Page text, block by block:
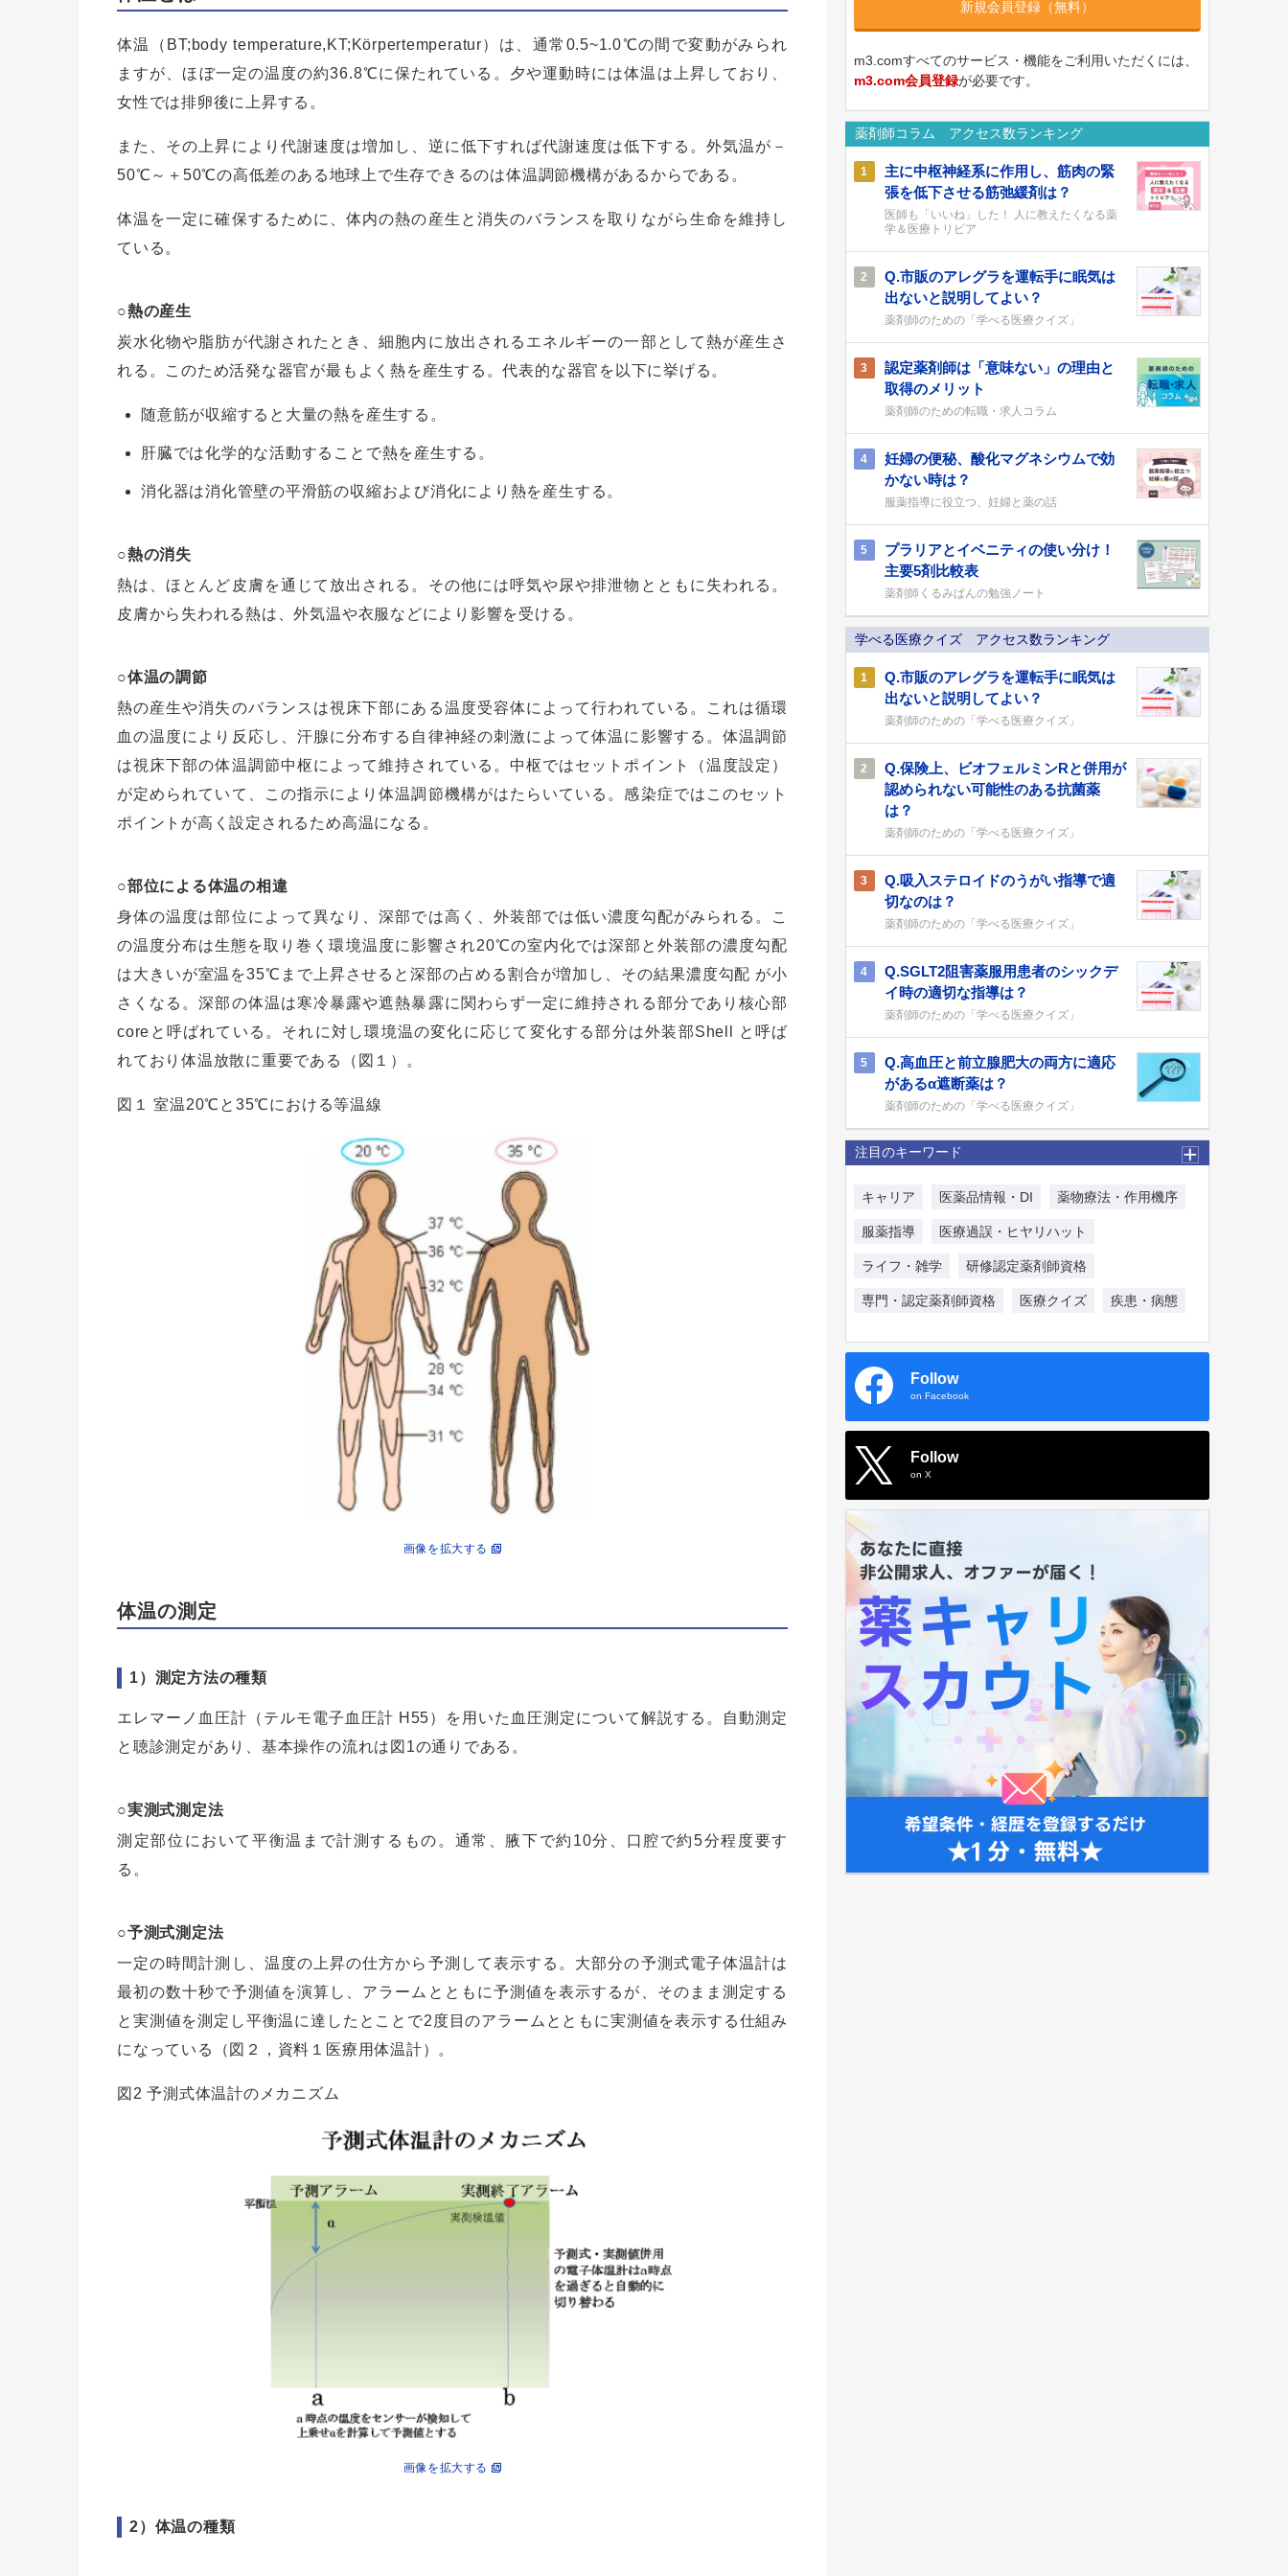
体温（BT;body temperature,KT;Körpertemperatur）は、通常0.5~1.0℃の間で変動がみられ
ますが、ほぼ一定の温度の約36.8℃に保たれている。夕や運動時には体温は上昇しており、
女性では排卵後に上昇する。
また、その上昇により代謝速度は増加し、逆に低下すれば代謝速度は低下する。外気温が－
50℃～＋50℃の高低差のある地球上で生存できるのは体温調節機構があるからである。
体温を一定に確保するために、体内の熱の産生と消失のバランスを取りながら生命を維持し
ている。
○熱の産生
炭水化物や脂肪が代謝されたとき、細胞内に放出されるエネルギーの一部として熱が産生さ
れる。このため活発な器官が最もよく熱を産生する。代表的な器官を以下に挙げる。
随意筋が収縮すると大量の熱を産生する。
肝臓では化学的な活動することで熱を産生する。
消化器は消化管壁の平滑筋の収縮および消化により熱を産生する。
○熱の消失
熱は、ほとんど皮膚を通じて放出される。その他には呼気や尿や排泄物とともに失われる。
皮膚から失われる熱は、外気温や衣服などにより影響を受ける。
○体温の調節
熱の産生や消失のバランスは視床下部にある温度受容体によって行われている。これは循環
血の温度により反応し、汗腺に分布する自律神経の刺激によって体温に影響する。体温調節
は視床下部の体温調節中枢によって維持されている。中枢ではセットポイント（温度設定）
が定められていて、この指示により体温調節機構がはたらいている。感染症ではこのセット
ポイントが高く設定されるため高温になる。
○部位による体温の相違
身体の温度は部位によって異なり、深部では高く、外装部では低い濃度勾配がみられる。こ
の温度分布は生態を取り巻く環境温度に影響され20℃の室内化では深部と外装部の濃度勾配
は大きいが室温を35℃まで上昇させると深部の占める割合が増加し、その結果濃度勾配 が小
さくなる。深部の体温は寒冷暴露や遮熱暴露に関わらず一定に維持される部分であり核心部
coreと呼ばれている。それに対し環境温の変化に応じて変化する部分は外装部Shell と呼ば
れており体温放散に重要である（図１）。
図１ 室温20℃と35℃における等温線
画像を拡大する
体温の測定
1）測定方法の種類
エレマーノ血圧計（テルモ電子血圧計 H55）を用いた血圧測定について解説する。自動測定
と聴診測定があり、基本操作の流れは図1の通りである。
○実測式測定法
測定部位において平衡温まで計測するもの。通常、腋下で約10分、口腔で約5分程度要す
る。
○予測式測定法
一定の時間計測し、温度の上昇の仕方から予測して表示する。大部分の予測式電子体温計は
最初の数十秒で予測値を演算し、アラームとともに予測値を表示するが、そのまま測定する
と実測値を測定し平衡温に達したとことで2度目のアラームとともに実測値を表示する仕組み
になっている（図２，資料１医療用体温計）。
図2 予測式体温計のメカニズム
画像を拡大する
2）体温の種類
新規会員登録（無料）
m3.comすべてのサービス・機能をご利用いただくには、
m3.com会員登録が必要です。
薬剤師コラム アクセス数ランキング
1
主に中枢神経系に作用し、筋肉の緊
張を低下させる筋弛緩剤は？
医師も「いいね」した！ 人に教えたくなる薬
学＆医療トリビア
2
Q.市販のアレグラを運転手に眠気は
出ないと説明してよい？
薬剤師のための「学べる医療クイズ」
3
認定薬剤師は「意味ない」の理由と
取得のメリット
薬剤師のための転職・求人コラム
4
妊婦の便秘、酸化マグネシウムで効
かない時は？
服薬指導に役立つ、妊婦と薬の話
5
プラリアとイベニティの使い分け！
主要5剤比較表
薬剤師くるみぱんの勉強ノート
学べる医療クイズ アクセス数ランキング
1
Q.市販のアレグラを運転手に眠気は
出ないと説明してよい？
薬剤師のための「学べる医療クイズ」
2
Q.保険上、ビオフェルミンRと併用が
認められない可能性のある抗菌薬
は？
薬剤師のための「学べる医療クイズ」
3
Q.吸入ステロイドのうがい指導で適
切なのは？
薬剤師のための「学べる医療クイズ」
4
Q.SGLT2阻害薬服用患者のシックデ
イ時の適切な指導は？
薬剤師のための「学べる医療クイズ」
5
Q.高血圧と前立腺肥大の両方に適応
があるα遮断薬は？
薬剤師のための「学べる医療クイズ」
注目のキーワード
キャリア 医薬品情報・DI 薬物療法・作用機序
服薬指導 医療過誤・ヒヤリハット
ライフ・雑学 研修認定薬剤師資格
専門・認定薬剤師資格 医療クイズ 疾患・病態
Follow
on Facebook
Follow
on X